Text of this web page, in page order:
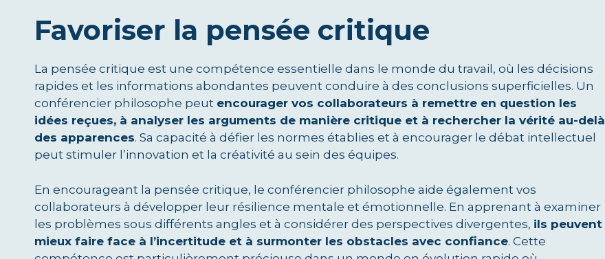
Favoriser la pensée critique
La pensée critique est une compétence essentielle dans le monde du travail, où les décisions
rapides et les informations abondantes peuvent conduire à des conclusions superficielles. Un
conférencier philosophe peut encourager vos collaborateurs à remettre en question les
idées reçues, à analyser les arguments de manière critique et à rechercher la vérité au-delà
des apparences. Sa capacité à défier les normes établies et à encourager le débat intellectuel
peut stimuler l’innovation et la créativité au sein des équipes.
En encourageant la pensée critique, le conférencier philosophe aide également vos
collaborateurs à développer leur résilience mentale et émotionnelle. En apprenant à examiner
les problèmes sous différents angles et à considérer des perspectives divergentes, ils peuvent
mieux faire face à l’incertitude et à surmonter les obstacles avec confiance. Cette